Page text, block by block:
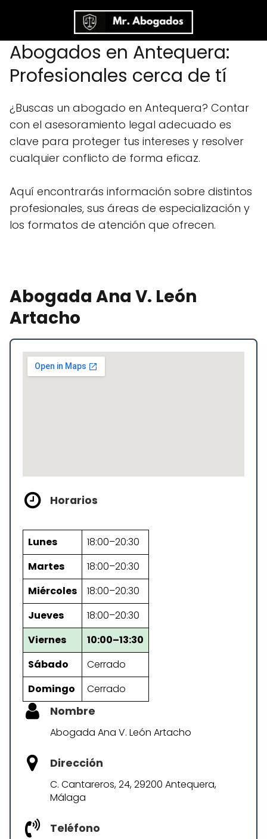
Abogados en Antequera:
Profesionales cerca de tí
¿Buscas un abogado en Antequera? Contar
con el asesoramiento legal adecuado es
clave para proteger tus intereses y resolver
cualquier conflicto de forma eficaz.
Aquí encontrarás información sobre distintos
profesionales, sus áreas de especialización y
los formatos de atención que ofrecen.
Abogada Ana V. León
Artacho
Horarios
Lunes
18:00–20:30
Martes
18:00–20:30
Miércoles
18:00–20:30
Jueves
18:00–20:30
Viernes
10:00–13:30
Sábado
Cerrado
Domingo
Cerrado
Nombre
Abogada Ana V. León Artacho
Dirección
C. Cantareros, 24, 29200 Antequera,
Málaga
Teléfono